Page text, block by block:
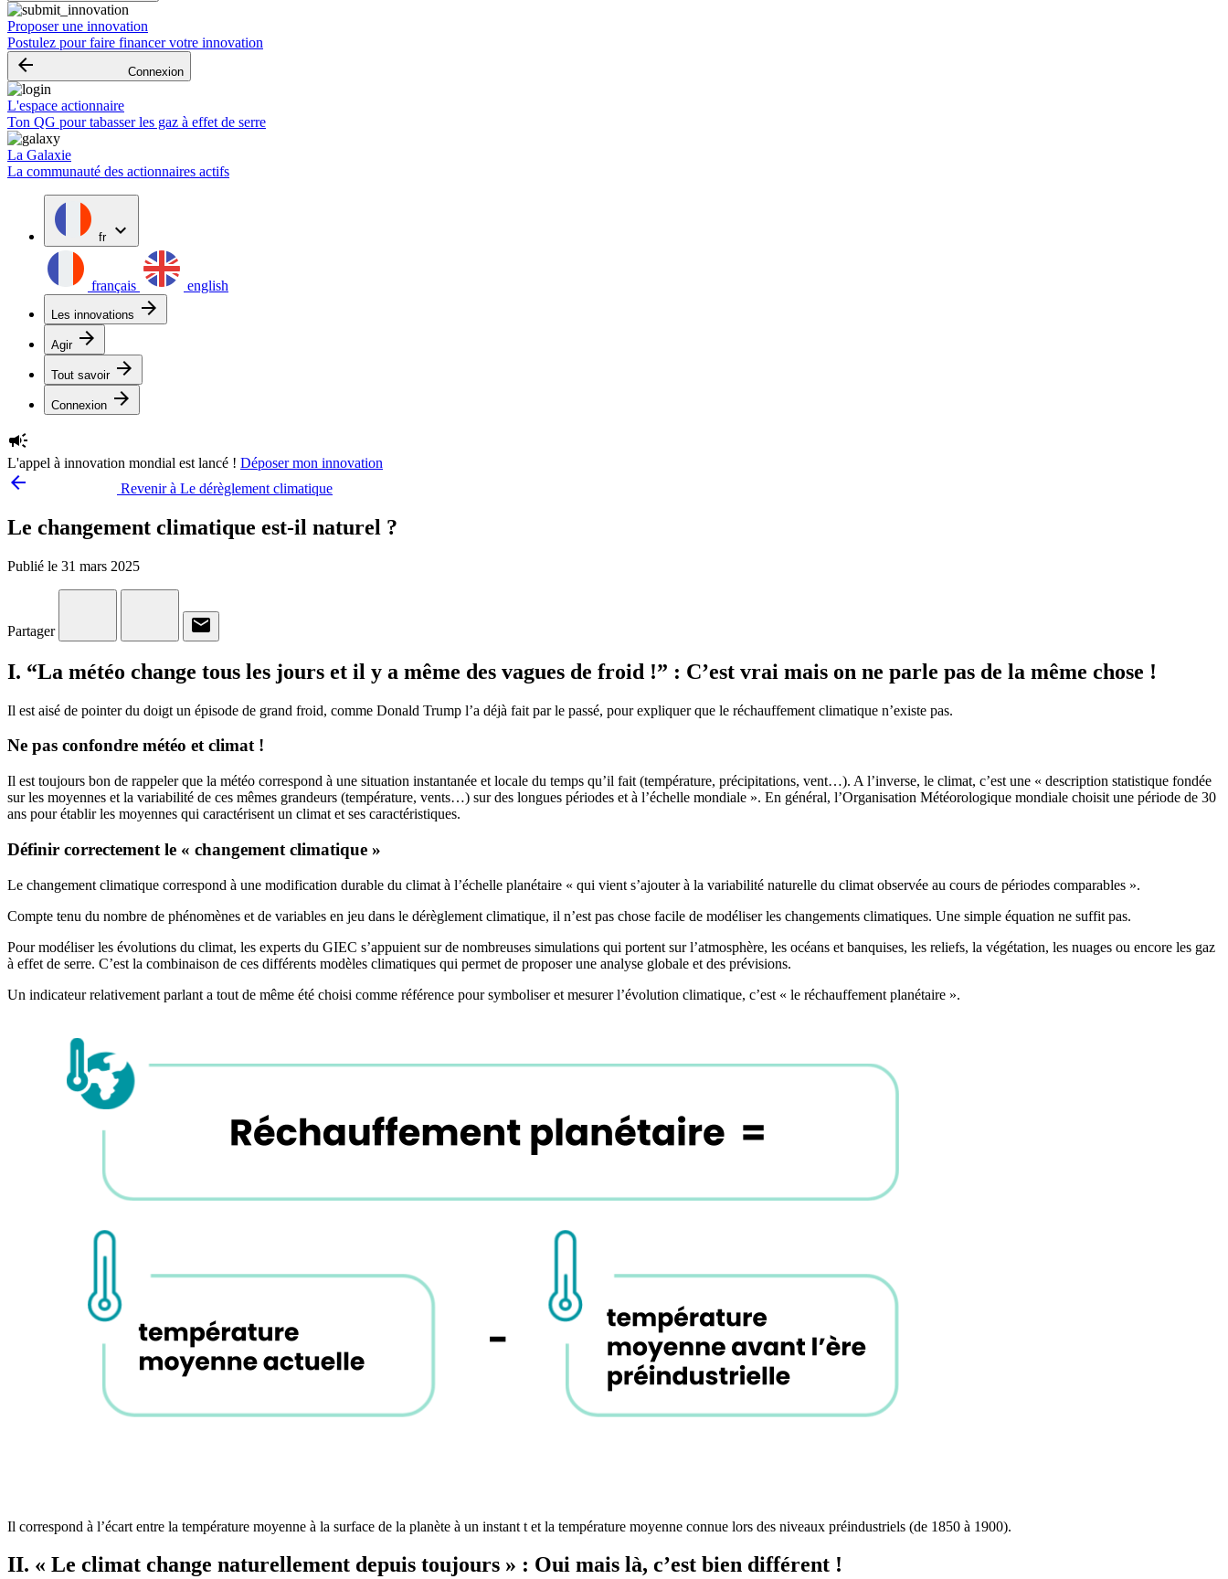
Proposer une innovation
Postulez pour faire financer votre innovation
arrow_backward Connexion
L'espace actionnaire
Ton QG pour tabasser les gaz à effet de serre
La Galaxie
La communauté des actionnaires actifs
fr expand_more
français english
Les innovations arrow_forward
Agir arrow_forward
Tout savoir arrow_forward
Connexion arrow_forward
campaign
L'appel à innovation mondial est lancé ! Déposer mon innovation
arrow_backward Revenir à Le dérèglement climatique
Le changement climatique est-il naturel ?
Publié le 31 mars 2025
Partager email
I. “La météo change tous les jours et il y a même des vagues de froid !” : C’est vrai mais on ne parle pas de la même chose !
Il est aisé de pointer du doigt un épisode de grand froid, comme Donald Trump l’a déjà fait par le passé, pour expliquer que le réchauffement climatique n’existe pas.
Ne pas confondre météo et climat !
Il est toujours bon de rappeler que la météo correspond à une situation instantanée et locale du temps qu’il fait (température, précipitations, vent…). A l’inverse, le climat, c’est une « description statistique fondée
sur les moyennes et la variabilité de ces mêmes grandeurs (température, vents…) sur des longues périodes et à l’échelle mondiale ». En général, l’Organisation Météorologique mondiale choisit une période de 30
ans pour établir les moyennes qui caractérisent un climat et ses caractéristiques.
Définir correctement le « changement climatique »
Le changement climatique correspond à une modification durable du climat à l’échelle planétaire « qui vient s’ajouter à la variabilité naturelle du climat observée au cours de périodes comparables ».
Compte tenu du nombre de phénomènes et de variables en jeu dans le dérèglement climatique, il n’est pas chose facile de modéliser les changements climatiques. Une simple équation ne suffit pas.
Pour modéliser les évolutions du climat, les experts du GIEC s’appuient sur de nombreuses simulations qui portent sur l’atmosphère, les océans et banquises, les reliefs, la végétation, les nuages ou encore les gaz
à effet de serre. C’est la combinaison de ces différents modèles climatiques qui permet de proposer une analyse globale et des prévisions.
Un indicateur relativement parlant a tout de même été choisi comme référence pour symboliser et mesurer l’évolution climatique, c’est « le réchauffement planétaire ».
Il correspond à l’écart entre la température moyenne à la surface de la planète à un instant t et la température moyenne connue lors des niveaux préindustriels (de 1850 à 1900).
II. « Le climat change naturellement depuis toujours » : Oui mais là, c’est bien différent !